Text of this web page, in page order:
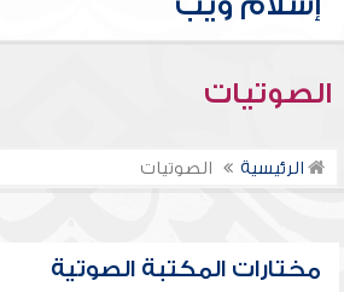
الصوتيات
الرئيسية الصوتيات
مختارات المكتبة الصوتية